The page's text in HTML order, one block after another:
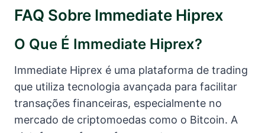
FAQ Sobre Immediate Hiprex
O Que É Immediate Hiprex?
Immediate Hiprex é uma plataforma de trading
que utiliza tecnologia avançada para facilitar
transações financeiras, especialmente no
mercado de criptomoedas como o Bitcoin. A